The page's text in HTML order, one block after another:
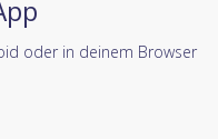
oder in deinem Browser